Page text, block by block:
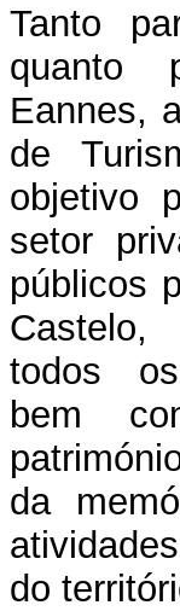
Tanto
quanto
Eannes,
de
objetivo
setor
públicos
todos
bem
da
do